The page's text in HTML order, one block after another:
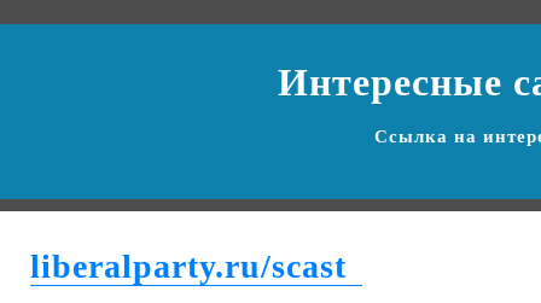
Интересные
Ссылка на
liberalparty.ru/scast